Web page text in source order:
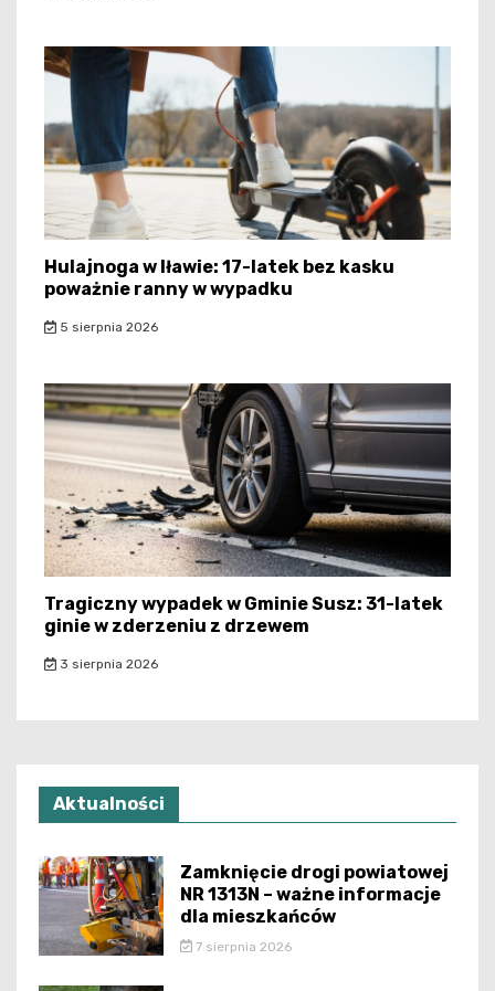
Hulajnoga w Iławie: 17-latek bez kasku
poważnie ranny w wypadku
5 sierpnia 2026
Tragiczny wypadek w Gminie Susz: 31-latek
ginie w zderzeniu z drzewem
3 sierpnia 2026
Aktualności
Zamknięcie drogi powiatowej
NR 1313N – ważne informacje
dla mieszkańców
7 sierpnia 2026